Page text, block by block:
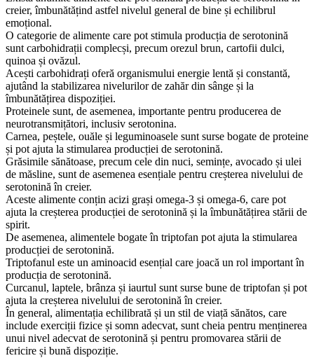
creier, îmbunătățind astfel nivelul general de bine și echilibrul
emoțional.
O categorie de alimente care pot stimula producția de serotonină
sunt carbohidrații complecși, precum orezul brun, cartofii dulci,
quinoa și ovăzul.
Acești carbohidrați oferă organismului energie lentă și constantă,
ajutând la stabilizarea nivelurilor de zahăr din sânge și la
îmbunătățirea dispoziției.
Proteinele sunt, de asemenea, importante pentru producerea de
neurotransmițători, inclusiv serotonina.
Carnea, peștele, ouăle și leguminoasele sunt surse bogate de proteine
și pot ajuta la stimularea producției de serotonină.
Grăsimile sănătoase, precum cele din nuci, semințe, avocado și ulei
de măsline, sunt de asemenea esențiale pentru creșterea nivelului de
serotonină în creier.
Aceste alimente conțin acizi grași omega-3 și omega-6, care pot
ajuta la creșterea producției de serotonină și la îmbunătățirea stării de
spirit.
De asemenea, alimentele bogate în triptofan pot ajuta la stimularea
producției de serotonină.
Triptofanul este un aminoacid esențial care joacă un rol important în
producția de serotonină.
Curcanul, laptele, brânza și iaurtul sunt surse bune de triptofan și pot
ajuta la creșterea nivelului de serotonină în creier.
În general, alimentația echilibrată și un stil de viață sănătos, care
include exerciții fizice și somn adecvat, sunt cheia pentru menținerea
unui nivel adecvat de serotonină și pentru promovarea stării de
fericire și bună dispoziție.